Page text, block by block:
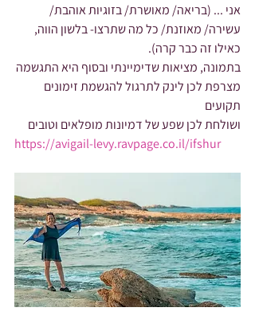
אני ... (בריאה/ מאושרת/ בזוגיות אוהבת/
עשירה/ מאוזנת/ כל מה שתרצו- בלשון הווה,
כאילו זה כבר קרה).
בתמונה, מציאות שדימיינתי ובסוף היא התגשמה
מצרפת לכן לינק לתרגול להגשמת זימונים
תקועים
ושולחת לכן שפע של דמיונות מופלאים וטובים
https://avigail-levy.ravpage.co.il/ifshur